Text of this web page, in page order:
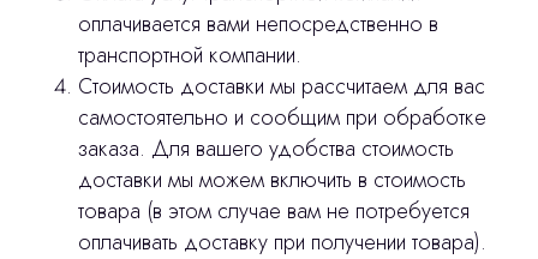
оплачивается вами непосредственно в
транспортной компании.
Стоимость доставки мы рассчитаем для вас
самостоятельно и сообщим при обработке
заказа. Для вашего удобства стоимость
доставки мы можем включить в стоимость
товара (в этом случае вам не потребуется
оплачивать доставку при получении товара).